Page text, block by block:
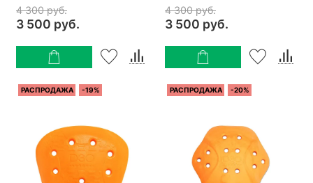
4 300 руб.
3 500 руб.
4 300 руб.
3 500 руб.
РАСПРОДАЖА -19% РАСПРОДАЖА -20%